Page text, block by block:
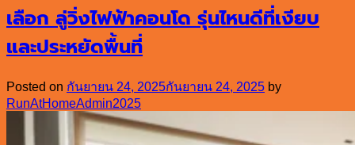
เลือก ลู่วิ่งไฟฟ้าคอนโด รุ่นไหนดีที่เงียบ
และประหยัดพื้นที่
Posted on กันยายน 24, 2025กันยายน 24, 2025 by
RunAtHomeAdmin2025